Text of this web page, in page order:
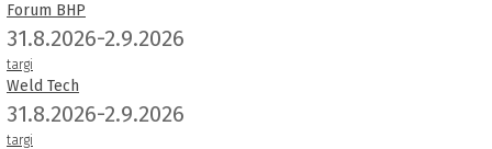
Forum BHP
31.8.2026-2.9.2026
targi
Weld Tech
31.8.2026-2.9.2026
targi